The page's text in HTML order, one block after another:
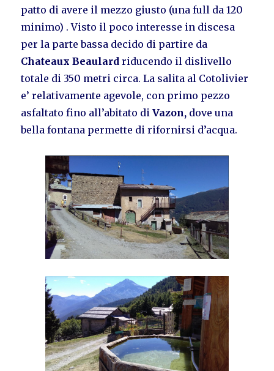
patto di avere il mezzo giusto (una full da 120
minimo) . Visto il poco interesse in discesa
per la parte bassa decido di partire da
Chateaux Beaulard riducendo il dislivello
totale di 350 metri circa. La salita al Cotolivier
e’ relativamente agevole, con primo pezzo
asfaltato fino all’abitato diVazon, dove una
bella fontana permette di rifornirsi d’acqua.